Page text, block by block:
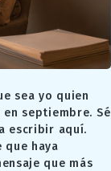
sea yo quien
septiembre. Sé
escribir aquí.
que haya
que más